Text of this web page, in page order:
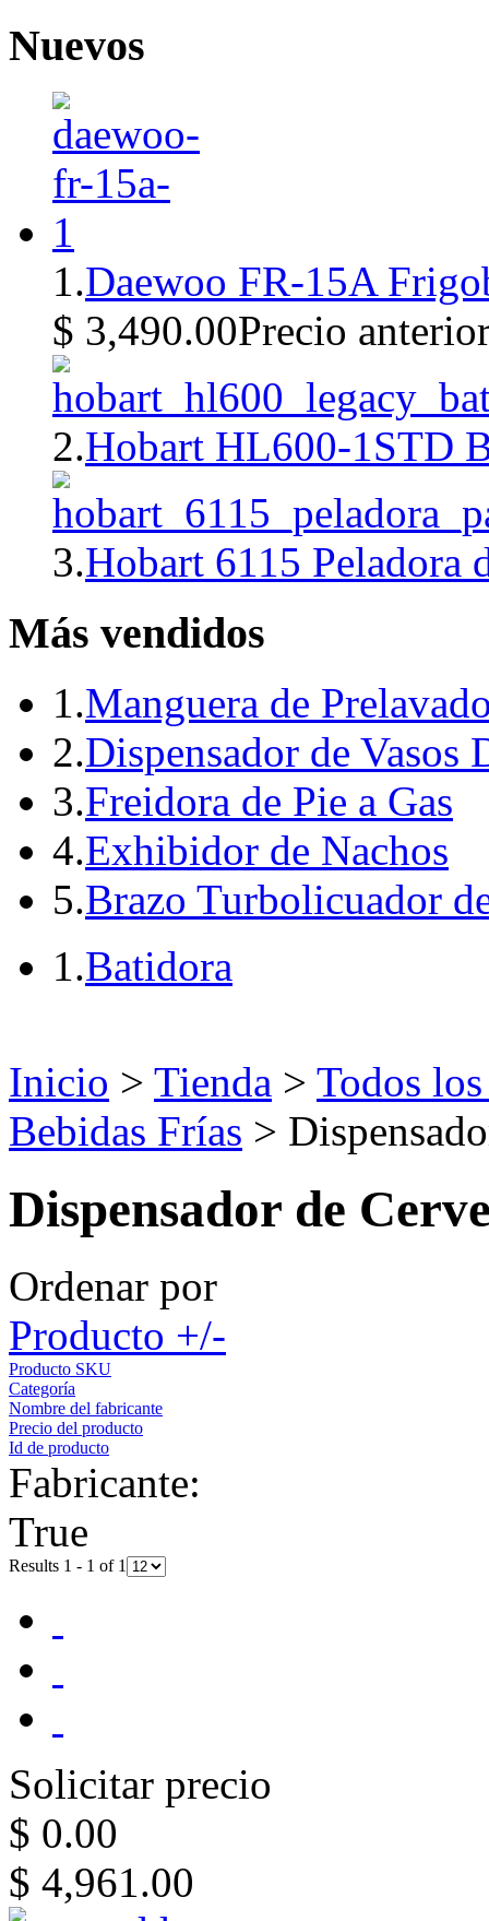
Nuevos
1.Daewoo FR-15A
$ 3,490.00Precio
2.Hobart HL600-1STD
3.Hobart 6115 Peladora
Más vendidos
1.Manguera de
2.Dispensador de Vasos
3.Freidora de Pie a Gas
4.Exhibidor de Nachos
5.Brazo Turbolicuador
1.Batidora
Inicio > Tienda > Todos
Bebidas Frías >
Dispensador de
Ordenar por
Producto +/-
Producto SKU
Categoría
Nombre del fabricante
Precio del producto
Id de producto
Fabricante:
True
Results 1 - 1 of 1
Solicitar precio
$ 0.00
$ 4,961.00